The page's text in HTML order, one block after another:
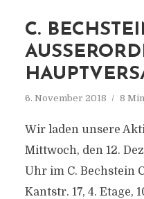
C.
6. November 2018 8
Wir laden unsere
Mittwoch, den 12.
Uhr im C. Bechstein
Kantstr. 17, 4. Etage,